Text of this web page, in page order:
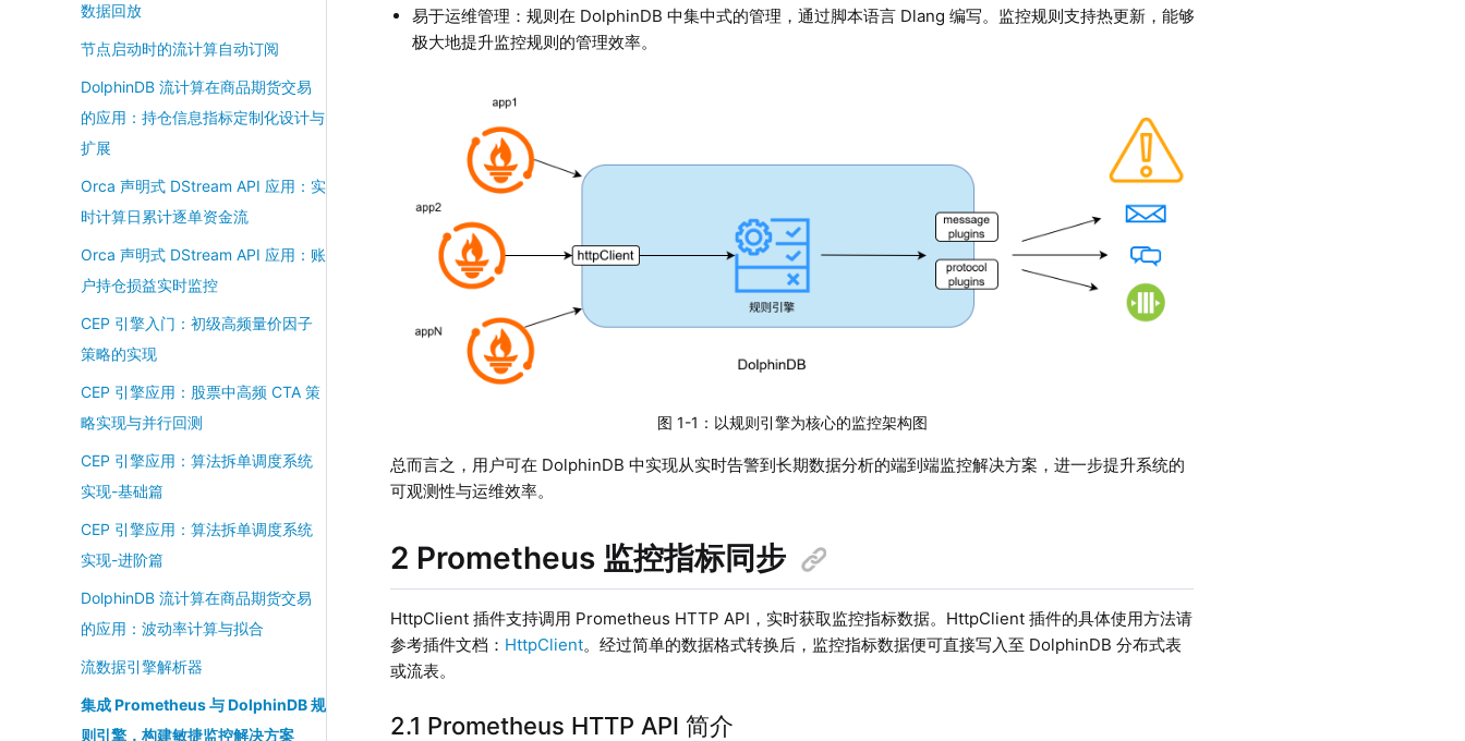
数据回放
节点启动时的流计算自动订阅
DolphinDB 流计算在商品期货交易
的应用：持仓信息指标定制化设计与
扩展
Orca 声明式 DStream API 应用：实
时计算日累计逐单资金流
Orca 声明式 DStream API 应用：账
户持仓损益实时监控
CEP 引擎入门：初级高频量价因子
策略的实现
CEP 引擎应用：股票中高频 CTA 策
略实现与并行回测
CEP 引擎应用：算法拆单调度系统
实现-基础篇
CEP 引擎应用：算法拆单调度系统
实现-进阶篇
DolphinDB 流计算在商品期货交易
的应用：波动率计算与拟合
流数据引擎解析器
集成 Prometheus 与 DolphinDB 规
则引擎，构建敏捷监控解决方案
易于运维管理：规则在 DolphinDB 中集中式的管理，通过脚本语言 Dlang 编写。监控规则支持热更新，能够
极大地提升监控规则的管理效率。
图 1-1：以规则引擎为核心的监控架构图
总而言之，用户可在 DolphinDB 中实现从实时告警到长期数据分析的端到端监控解决方案，进一步提升系统的
可观测性与运维效率。
2 Prometheus 监控指标同步
HttpClient 插件支持调用 Prometheus HTTP API，实时获取监控指标数据。HttpClient 插件的具体使用方法请
参考插件文档： HttpClient。经过简单的数据格式转换后，监控指标数据便可直接写入至 DolphinDB 分布式表
或流表。
2.1 Prometheus HTTP API 简介